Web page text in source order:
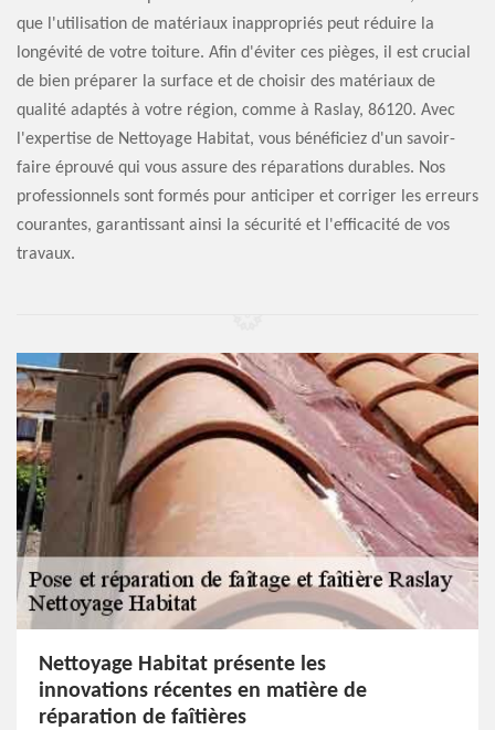
que l'utilisation de matériaux inappropriés peut réduire la
longévité de votre toiture. Afin d'éviter ces pièges, il est crucial
de bien préparer la surface et de choisir des matériaux de
qualité adaptés à votre région, comme à Raslay, 86120. Avec
l'expertise de Nettoyage Habitat, vous bénéficiez d'un savoir-
faire éprouvé qui vous assure des réparations durables. Nos
professionnels sont formés pour anticiper et corriger les erreurs
courantes, garantissant ainsi la sécurité et l'efficacité de vos
travaux.
Nettoyage Habitat présente les
innovations récentes en matière de
réparation de faîtières